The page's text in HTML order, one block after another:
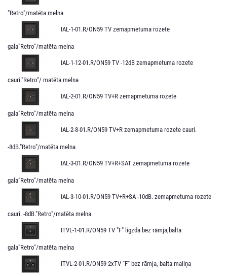
"Retro"/matēta melna
IAL-1-01.R/ON59 TV zemapmetuma rozete
gala"Retro"/matēta melna
IAL-1-12-01.R/ON59 TV -12dB zemapmetuma rozete
cauri."Retro"/ matēta melna
IAL-2-01.R/ON59 TV+R zemapmetuma rozete
gala"Retro"/matēta melna
IAL-2-8-01.R/ON59 TV+R zemapmetuma rozete cauri.
-8dB."Retro"/matēta melna
IAL-3-01.R/ON59 TV+R+SAT zemapmetuma rozete
gala"Retro"/matēta melna
IAL-3-10-01.R/ON59 TV+R+SA -10dB. zemapmetuma rozete
cauri. -8dB."Retro"/matēta melna
ITVL-1-01.R/ON59 TV "F" ligzda bez rāmja,balta
gala"Retro"/matēta melna
ITVL-2-01.R/ON59 2xTV "F" bez rāmja, balta maliņa